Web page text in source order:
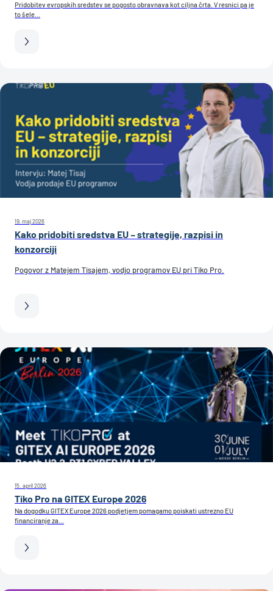
Pridobitev evropskih sredstev se pogosto obravnava kot ciljna črta. V resnici pa je
to šele...
19. maj 2026
Kako pridobiti sredstva EU – strategije, razpisi in
konzorciji
Pogovor z Matejem Tisajem, vodjo programov EU pri Tiko Pro.
15. april 2026
Tiko Pro na GITEX Europe 2026
Na dogodku GITEX Europe 2026 podjetjem pomagamo poiskati ustrezno EU
financiranje za...